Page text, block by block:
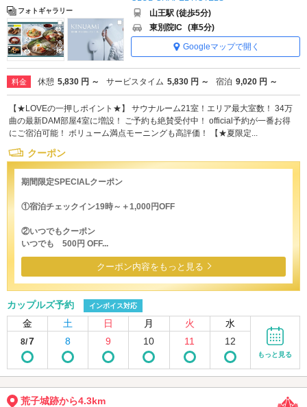
フォトギャラリー
山王駅 (徒歩5分)
東別院IC (車5分)
Googleマップで開く
料金 休憩 5,830 円 ～ サービスタイム 5,830 円 ～ 宿泊 9,020 円 ～
【★LOVEの一押しポイント★】 サウナルーム21室！エリア最大室数！ 34万
曲の最新DAM部屋4室に増設！ ご予約も絶賛受付中！ official予約が一番お得
にご宿泊可能！ ボリューム満点モーニングも高評価！ 【★夏限定...
クーポン
期間限定SPECIALクーポン
①宿泊チェックイン19時～＋1,000円OFF
②いつでもクーポン
いつでも 500円 OFF...
クーポン内容をもっと見る
カップルズ予約 インボイス対応
金 土 日 月 火 水
8/7 8 9 10 11 12
もっと見る
荒子城跡から4.3km